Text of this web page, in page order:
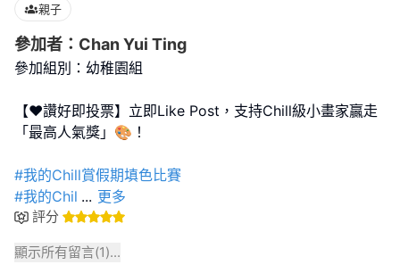
親子
參加者：Chan Yui Ting
參加組別：幼稚園組
【❤️讚好即投票】立即Like Post，支持Chill級小畫家贏走
「最高人氣獎」🎨！
#我的Chill賞假期填色比賽
#我的Chil ... 更多
評分
顯示所有留言(1)...